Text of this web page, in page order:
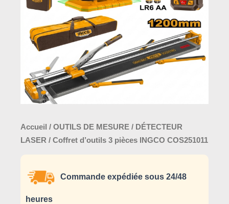
Accueil / OUTILS DE MESURE / DÉTECTEUR
LASER / Coffret d’outils 3 pièces INGCO COS251011
Commande expédiée sous 24/48
heures
INGCO